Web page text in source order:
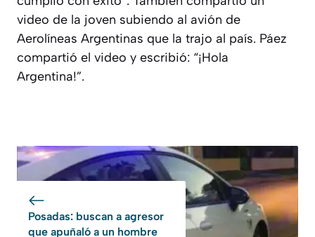
video de la joven subiendo al avión de
Aerolíneas Argentinas que la trajo al país. Páez
compartió el video y escribió: “¡Hola
Argentina!”.
Posadas: buscan a agresor
que apuñaló a un hombre